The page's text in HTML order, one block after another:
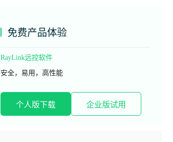
免费产品体验
RayLink远控软件
安全，易用，高性能
个人版下载 企业版试用